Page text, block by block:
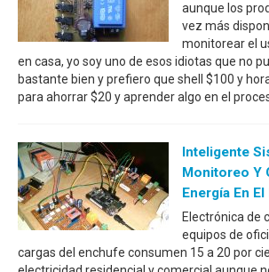
aunque los
vez más
monitorear el
en casa, yo soy uno de esos idiotas que no
bastante bien y prefiero que shell $100 y
para ahorrar $20 y aprender algo en el
Inteligente
Monitoreo Y
Energía En
Electrónica de
equipos de
cargas del enchufe consumen 15 a 20 por